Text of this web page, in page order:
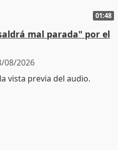
01:48
mal parada" por el
08/2026